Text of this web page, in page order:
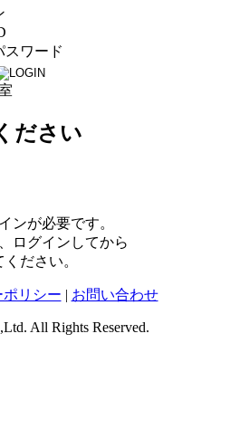
ださい
ンが必要です。
ログインしてから
ださい。
リシー | お問い合わせ
All Rights Reserved.